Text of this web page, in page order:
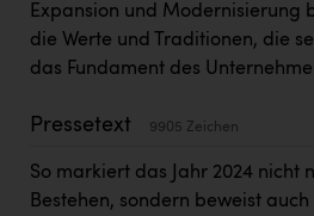
INTERSPORT Austria
Jesolo
Jane Goodall Institute Austria
Kärcher
Karin Liedl
Expansion und Modernisierung
die Werte und Traditionen, die
das Fundament des
Pressetext 9905 Zeichen
So markiert das Jahr 2024 nicht
Bestehen, sondern beweist